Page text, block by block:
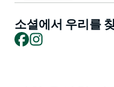
이너리 방문과 미식 경
을 원하시는 분들은 낚
은 글렌본 호수가 약
소셜에서 우리를
Facebook